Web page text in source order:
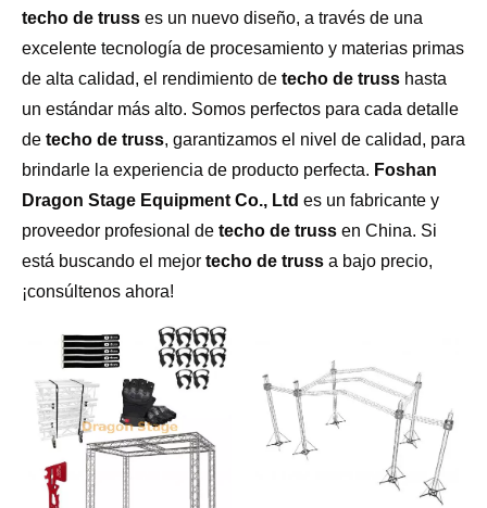
techo de truss es un nuevo diseño, a través de una
excelente tecnología de procesamiento y materias primas
de alta calidad, el rendimiento de techo de truss hasta
un estándar más alto. Somos perfectos para cada detalle
de techo de truss, garantizamos el nivel de calidad, para
brindarle la experiencia de producto perfecta. Foshan
Dragon Stage Equipment Co., Ltd es un fabricante y
proveedor profesional de techo de truss en China. Si
está buscando el mejor techo de truss a bajo precio,
¡consúltenos ahora!